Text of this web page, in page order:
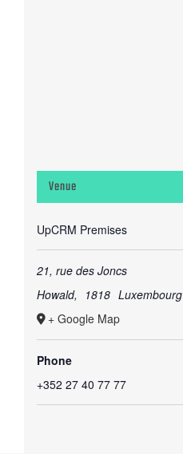
Venue
UpCRM Premises
21, rue des Joncs
Howald, 1818 Luxembourg
+ Google Map
Phone
+352 27 40 77 77